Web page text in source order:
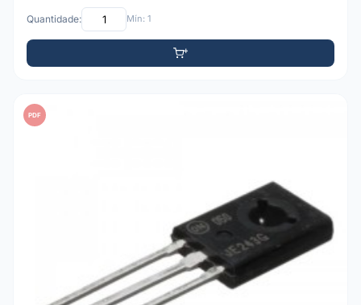
Quantidade: Mín: 1
PDF